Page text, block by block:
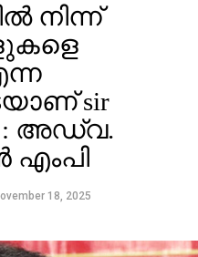
നിന്ന്
sir
അഡ്വ.
എംപി
18, 2025